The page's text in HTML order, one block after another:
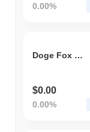
0.00%
Doge Fox Moon Inu
$0.00
0.00%